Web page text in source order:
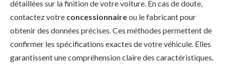
détaillées sur la finition de votre voiture. En cas de doute,
contactez votre concessionnaireou le fabricant pour
obtenir des données précises. Ces méthodes permettent de
confirmer les spécifications exactes de votre véhicule. Elles
garantissent une compréhension claire des caractéristiques.